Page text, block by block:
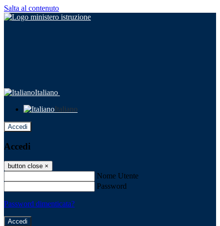
Salta al contenuto
Italiano
Italiano
Accedi
Accedi
button close ×
Nome Utente
Password
Password dimenticata?